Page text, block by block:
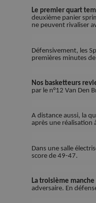
Le premier quart
deuxième panier
ne peuvent rivaliser
Défensivement, les
premières minutes
Nos basketteurs
par le n°12 Van Den
A distance aussi, la
après une réalisation
Dans une salle
score de 49-47.
La troisième manche
adversaire. En